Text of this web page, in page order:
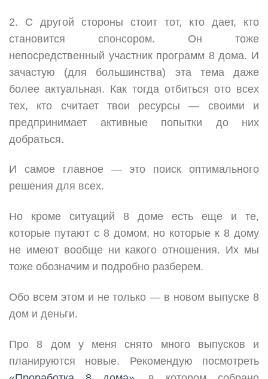
2. С другой стороны стоит тот, кто дает, кто
становится спонсором. Он тоже
непосредственный участник программ 8 дома. И
зачастую (для большинства) эта тема даже
более актуальная. Как тогда отбиться ото всех
тех, кто считает твои ресурсы — своими и
предпринимает активные попытки до них
добраться.
И самое главное — это поиск оптимального
решения для всех.
Но кроме ситуаций 8 доме есть еще и те,
которые путают с 8 домом, но которые к 8 дому
не имеют вообще ни какого отношения. Их мы
тоже обозначим и подробно разберем.
Обо всем этом и не только — в новом выпуске 8
дом и деньги.
Про 8 дом у меня снято много выпусков и
планируются новые. Рекомендую посмотреть